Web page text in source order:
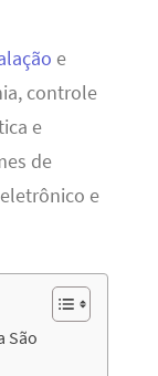
e
controle
e
de
e
São